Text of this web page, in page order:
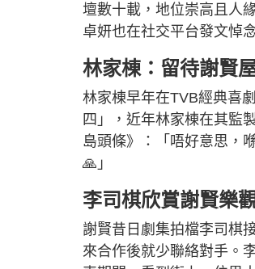
壇數十載，地位崇高且人
卓妍也在社交平台發文悼
林家棟： 留待謝賢
林家棟早年在TVB經典喜
四」，近年林家棟在其監
島頭條》：「唔好意思，
🙏」
李司棋欣賞謝賢樂
謝賢昔日劇集拍檔李司棋
來合作後就少聯絡對手。